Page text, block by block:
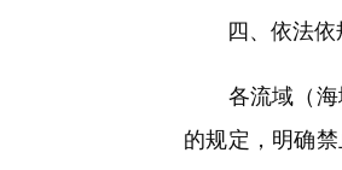
四、依法依
各流域（海域
的规定，明确